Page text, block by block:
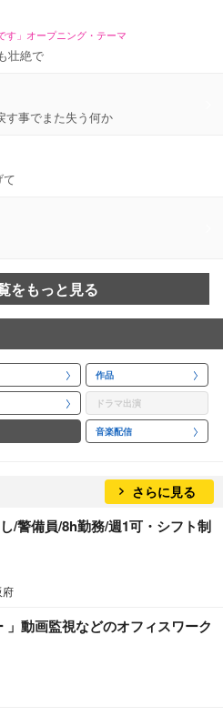
す」オープニング・テーマ
壮絶で
す事でまた失う何か
をもっと見る
作品
ドラマ出演
音楽配信
さらに見る
/警備員/8h勤務/週1可・シフト制
府
動画監視などのオフィスワーク